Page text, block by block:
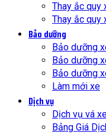
Thay ắc quy
Thay ắc quy
Bảo dưỡng
Bảo dưỡng
Bảo dưỡng
Bảo dưỡng
Làm mới xe
Dịch vụ
Dịch vụ vá
Bảng Giá